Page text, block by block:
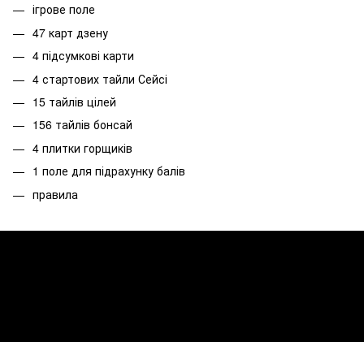
ігрове поле
47 карт дзену
4 підсумкові карти
4 стартових тайли Сейсі
15 тайлів цілей
156 тайлів бонсай
4 плитки горщиків
1 поле для підрахунку балів
правила